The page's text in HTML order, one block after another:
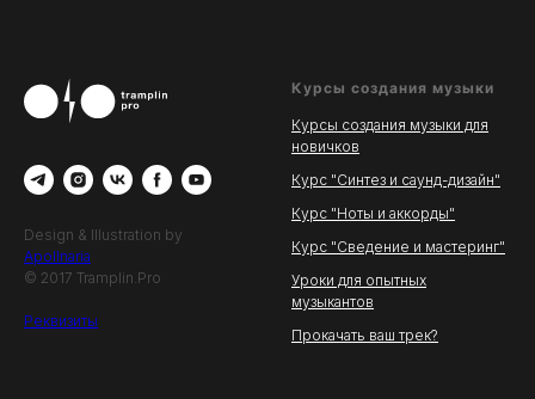
Design & Illustration by
Apollnaria
© 2017 Tramplin.Pro
Реквизиты
Курсы создания музыки
Курсы создания музыки для
новичков
Курс "Синтез и саунд-дизайн"
Курс "Ноты и аккорды"
Курс "Сведение и мастеринг"
Уроки для опытных
музыкантов
Прокачать ваш трек?